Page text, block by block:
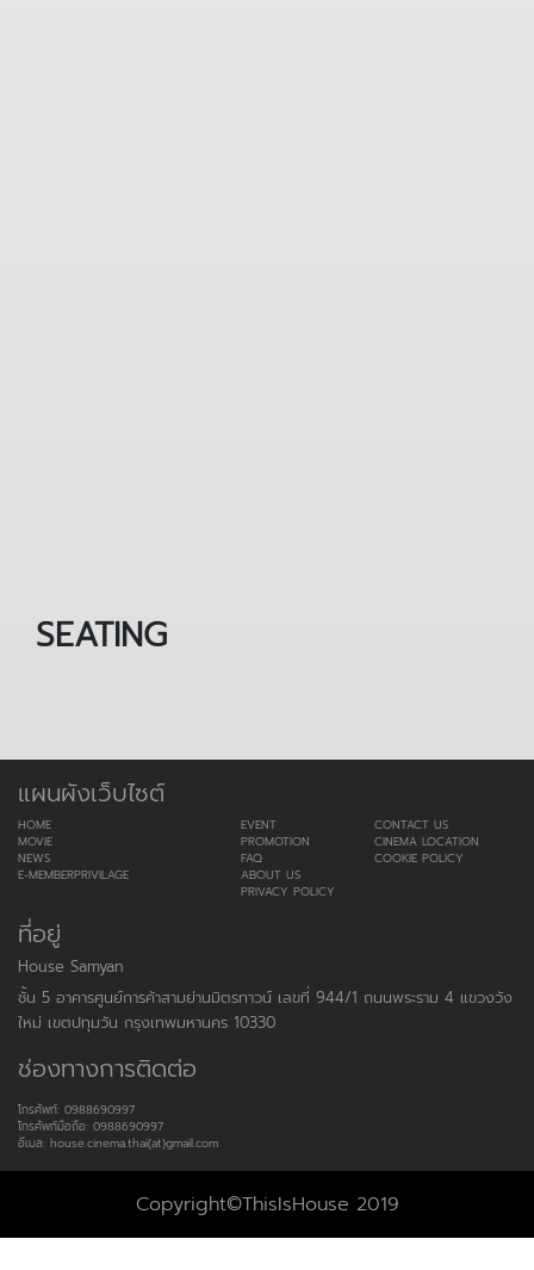
SEATING
แผนผังเว็บไซต์
HOME
MOVIE
NEWS
E-MEMBERPRIVILAGE
EVENT
PROMOTION
FAQ
ABOUT US
PRIVACY POLICY
CONTACT US
CINEMA LOCATION
COOKIE POLICY
ที่อยู่
House Samyan
ชั้น 5 อาคารศูนย์การค้าสามย่านมิตรทาวน์ เลขที่ 944/1 ถนนพระราม 4 แขวงวัง
ใหม่ เขตปทุมวัน กรุงเทพมหานคร 10330
ช่องทางการติดต่อ
โทรศัพท์: 0988690997
โทรศัพท์มือถือ: 0988690997
อีเมล: house.cinema.thai(at)gmail.com
Copyright©ThisIsHouse 2019